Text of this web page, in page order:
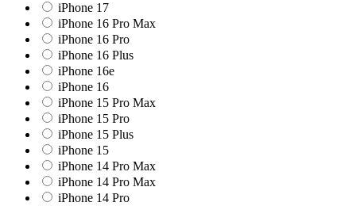
iPhone 17
iPhone 16 Pro Max
iPhone 16 Pro
iPhone 16 Plus
iPhone 16e
iPhone 16
iPhone 15 Pro Max
iPhone 15 Pro
iPhone 15 Plus
iPhone 15
iPhone 14 Pro Max
iPhone 14 Pro Max
iPhone 14 Pro